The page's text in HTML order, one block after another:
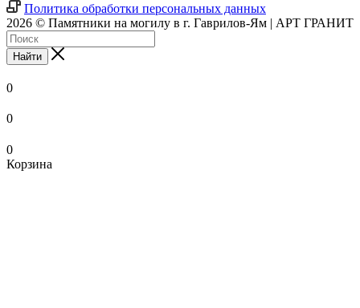
Политика обработки персональных данных
2026 © Памятники на могилу в г. Гаврилов-Ям | АРТ ГРАНИТ
Найти
0
0
0
Корзина